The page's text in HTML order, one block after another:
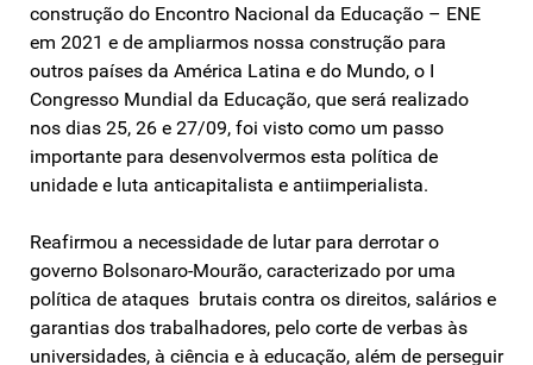
construção do Encontro Nacional da Educação – ENE
em 2021 e de ampliarmos nossa construção para
outros países da América Latina e do Mundo, o I
Congresso Mundial da Educação, que será realizado
nos dias 25, 26 e 27/09, foi visto como um passo
importante para desenvolvermos esta política de
unidade e luta anticapitalista e antiimperialista.
Reafirmou a necessidade de lutar para derrotar o
governo Bolsonaro-Mourão, caracterizado por uma
política de ataques brutais contra os direitos, salários e
garantias dos trabalha­dores, pelo corte de verbas às
universidades, à ciência e à educação, além de perseguir